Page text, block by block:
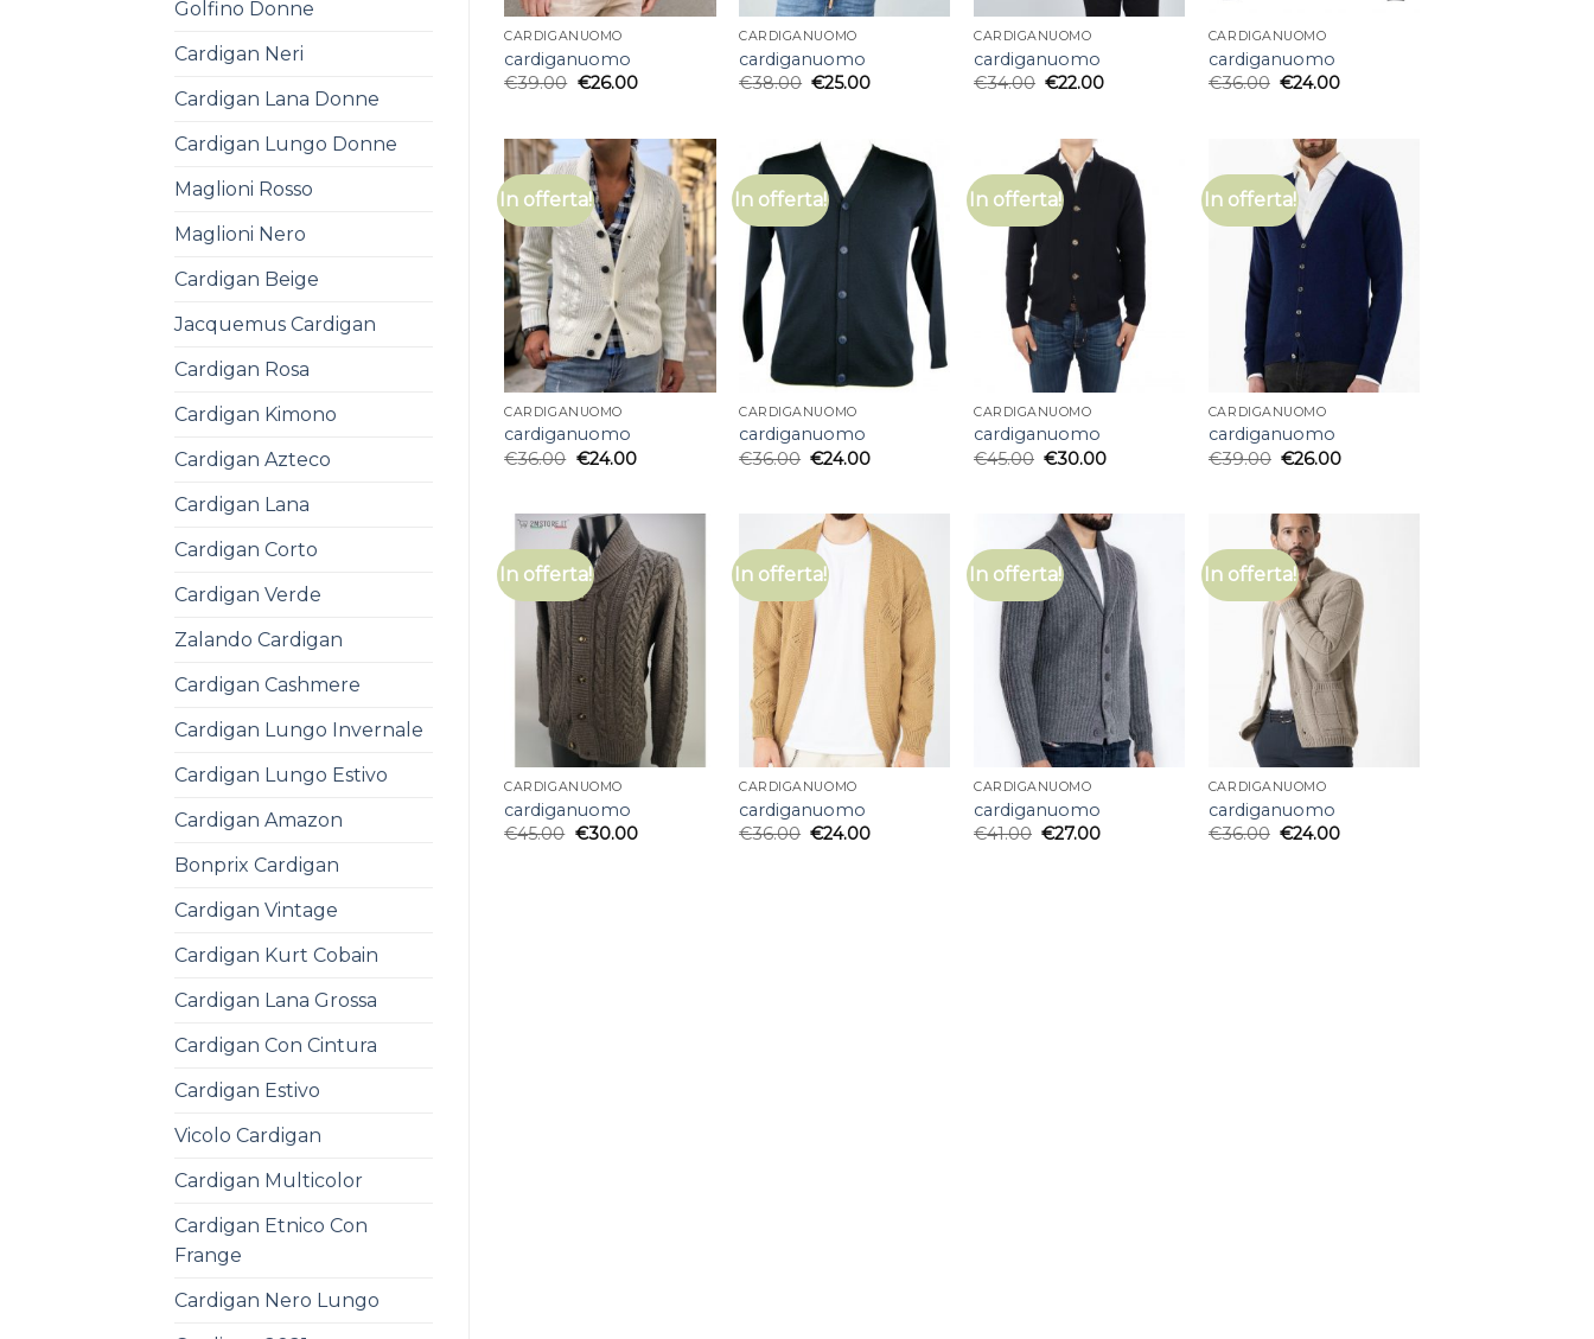
Golfino Donne
Cardigan Neri
Cardigan Lana Donne
Cardigan Lungo Donne
Maglioni Rosso
Maglioni Nero
Cardigan Beige
Jacquemus Cardigan
Cardigan Rosa
Cardigan Kimono
Cardigan Azteco
Cardigan Lana
Cardigan Corto
Cardigan Verde
Zalando Cardigan
Cardigan Cashmere
Cardigan Lungo Invernale
Cardigan Lungo Estivo
Cardigan Amazon
Bonprix Cardigan
Cardigan Vintage
Cardigan Kurt Cobain
Cardigan Lana Grossa
Cardigan Con Cintura
Cardigan Estivo
Vicolo Cardigan
Cardigan Multicolor
Cardigan Etnico Con
Frange
Cardigan Nero Lungo
CARDIGANUOMO
cardiganuomo
€39.00 €26.00
CARDIGANUOMO
cardiganuomo
€38.00 €25.00
CARDIGANUOMO
cardiganuomo
€34.00 €22.00
CARDIGANUOMO
cardiganuomo
€36.00 €24.00
In offerta!
CARDIGANUOMO
cardiganuomo
€36.00 €24.00
In offerta!
CARDIGANUOMO
cardiganuomo
€36.00 €24.00
In offerta!
CARDIGANUOMO
cardiganuomo
€45.00 €30.00
In offerta!
CARDIGANUOMO
cardiganuomo
€39.00 €26.00
In offerta!
CARDIGANUOMO
cardiganuomo
€45.00 €30.00
In offerta!
CARDIGANUOMO
cardiganuomo
€36.00 €24.00
In offerta!
CARDIGANUOMO
cardiganuomo
€41.00 €27.00
In offerta!
CARDIGANUOMO
cardiganuomo
€36.00 €24.00